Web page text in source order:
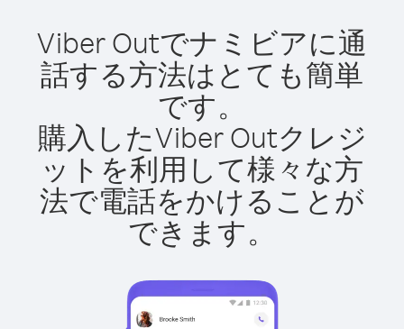
Viber Outでナミビアに通
話する方法はとても簡単
です。
購入したViber Outクレジ
ットを利用して様々な方
法で電話をかけることが
できます。